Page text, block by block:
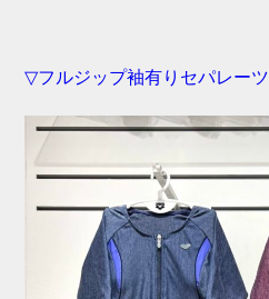
▽フルジップ袖有りセパレーツ